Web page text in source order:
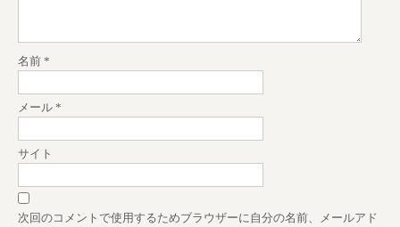
i
o
n
名前 *
メール *
サイト
次回のコメントで使用するためブラウザーに自分の名前、メールアド